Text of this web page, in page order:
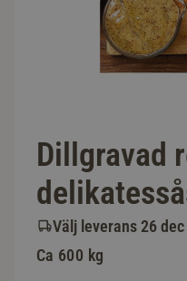
Dillgravad
Välj leverans 26
Ca 600 kg